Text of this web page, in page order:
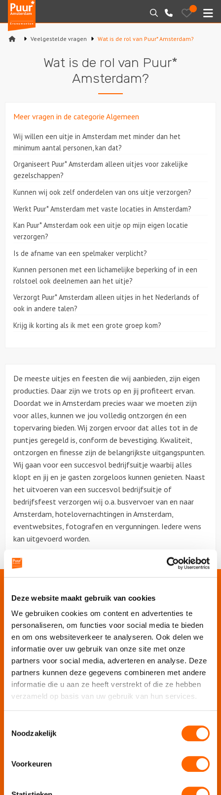
Deze website maakt gebruik van cookies
We gebruiken cookies om content en advertenties te
personaliseren, om functies voor social media te bieden
en om ons websiteverkeer te analyseren. Ook delen we
informatie over uw gebruik van onze site met onze
partners voor social media, adverteren en analyse. Deze
partners kunnen deze gegevens combineren met andere
informatie die u aan ze heeft verstrekt of die ze hebben
verzameld op basis van uw gebruik van hun services.
Noodzakelijk
Voorkeuren
Puur*
Amsterdam
bedrijfsuitjes
Zoeken
020-
6260016
Bewaarde
uitjes
Varen
Sport en spel
Workshops
Rondleidingen
Locaties
Veelgestelde vragen Wat is de rol van Puur* Amsterdam?
Wat is de rol van Puur*
Amsterdam?
Meer vragen in de categorie Algemeen
Wij willen een uitje in Amsterdam met minder dan het
minimum aantal personen, kan dat?
Organiseert Puur* Amsterdam alleen uitjes voor zakelijke
gezelschappen?
Kunnen wij ook zelf onderdelen van ons uitje verzorgen?
Werkt Puur* Amsterdam met vaste locaties in Amsterdam?
Kan Puur* Amsterdam ook een uitje op mijn eigen locatie
verzorgen?
Is de afname van een spelmaker verplicht?
Kunnen personen met een lichamelijke beperking of in een
rolstoel ook deelnemen aan het uitje?
Verzorgt Puur* Amsterdam alleen uitjes in het Nederlands of
ook in andere talen?
Krijg ik korting als ik met een grote groep kom?
De meeste uitjes en feesten die wij aanbieden, zijn eigen
producties. Daar zijn we trots op en jij profiteert ervan.
Doordat we in Amsterdam precies waar we moeten zijn
voor alles, kunnen we jou volledig ontzorgen én een
topervaring bieden. Wij zorgen ervoor dat alles tot in de
puntjes geregeld is, conform de bevestiging. Kwaliteit,
ontzorgen en finesse zijn de belangrijkste uitgangspunten.
Wij gaan voor een succesvol bedrijfsuitje waarbij alles
klopt en jij en je gasten zorgeloos kunnen genieten. Naast
het uitvoeren van een succesvol bedrijfsuitje of
bedrijfsfeest verzorgen wij o.a. busvervoer van en naar
Amsterdam, hotelovernachtingen in Amsterdam,
eventwebsites, fotografen en vergunningen. Iedere wens
kan uitgevoerd worden.
Puur Events
Puur Feesten
Puur Uitjes
Puur Utrecht
Puur Rotterdam
Puur Den Haag
Puur Haarlem
Vergaderruimte De Grote Werf
Vergaderlocatie Dak van Amsterdam